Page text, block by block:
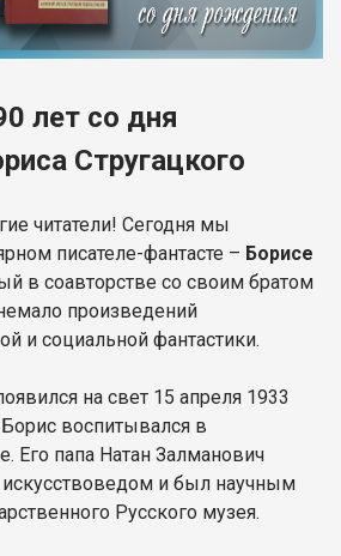
лет со дня
Стругацкого
читатели! Сегодня мы
писателе-фантасте – Борисе
в соавторстве со своим братом
произведений
и социальной фантастики.
на свет 15 апреля 1933
воспитывался в
Его папа Натан Залманович
и был научным
Русского музея.